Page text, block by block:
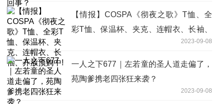
【情报】COSPA《彻夜之歌》T恤、全
彩T恤、保温杯、夹克、连帽衣、长袖、
2023-09-08
一人之下677｜左若童的圣人道走偏了，
苑陶爹携老四张狂来袭？
2023-09-08